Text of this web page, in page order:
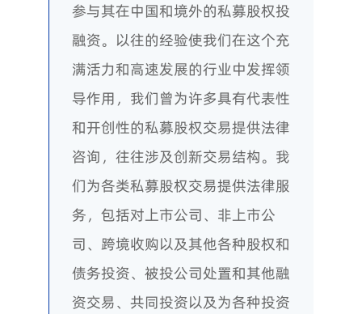
参与其在中国和境外的私募股权投
融资。以往的经验使我们在这个充
满活力和高速发展的行业中发挥领
导作用，我们曾为许多具有代表性
和开创性的私募股权交易提供法律
咨询，往往涉及创新交易结构。我
们为各类私募股权交易提供法律服
务，包括对上市公司、非上市公
司、跨境收购以及其他各种股权和
债务投资、被投公司处置和其他融
资交易、共同投资以及为各种投资